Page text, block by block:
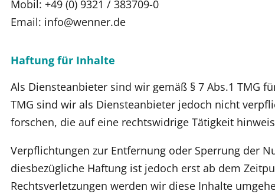
Mobil: +49 (0) 9321 / 383709-0
Email: info@wenner.de
Haftung für Inhalte
Als Diensteanbieter sind wir gemäß § 7 Abs.1 TMG
TMG sind wir als Diensteanbieter jedoch nicht
forschen, die auf eine rechtswidrige Tätigkeit
Verpflichtungen zur Entfernung oder Sperrung der
diesbezügliche Haftung ist jedoch erst ab dem
Rechtsverletzungen werden wir diese Inhalte